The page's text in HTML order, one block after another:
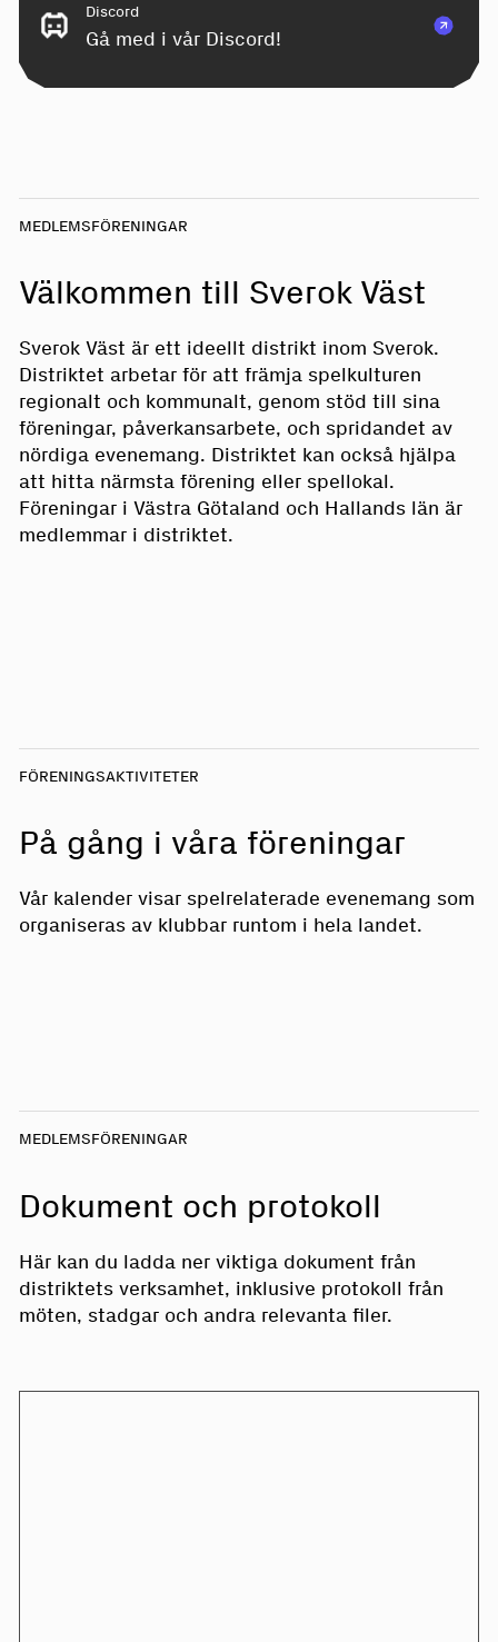
Discord
Gå med i vår Discord!
MEDLEMSFÖRENINGAR
Välkommen till Sverok Väst
Sverok Väst är ett ideellt distrikt inom Sverok.
Distriktet arbetar för att främja spelkulturen
regionalt och kommunalt, genom stöd till sina
föreningar, påverkansarbete, och spridandet av
nördiga evenemang. Distriktet kan också hjälpa
att hitta närmsta förening eller spellokal.
Föreningar i Västra Götaland och Hallands län är
medlemmar i distriktet.
FÖRENINGSAKTIVITETER
På gång i våra föreningar
Vår kalender visar spelrelaterade evenemang som
organiseras av klubbar runtom i hela landet.
MEDLEMSFÖRENINGAR
Dokument och protokoll
Här kan du ladda ner viktiga dokument från
distriktets verksamhet, inklusive protokoll från
möten, stadgar och andra relevanta filer.